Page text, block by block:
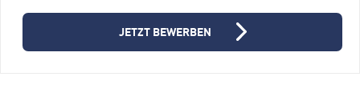
JETZT BEWERBEN